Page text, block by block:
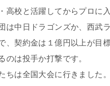
高校と活躍してからプロに
は中日ドラゴンズか、西武
、契約金は１億円以上が目
のは投手か打撃です。
ちは全国大会に行きました